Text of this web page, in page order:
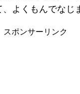
よくもんでなじ
スポンサーリンク